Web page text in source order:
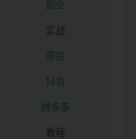
副业
实战
带货
抖音
拼多多
教程